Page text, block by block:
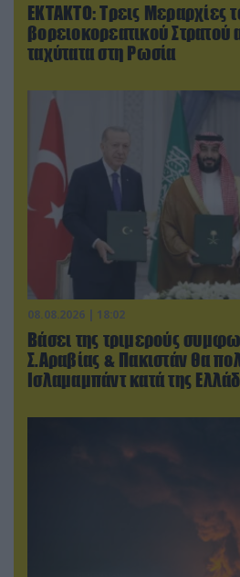
ΕΚΤΑΚΤΟ: Τρεις Μεραρχίες
βορειοκορεατικού Στρατού
ταχύτατα στη Ρωσία
08.08.2026 | 18:02
Βάσει της τριμερούς
Σ.Αραβίας & Πακιστάν θα
Ισλαμαμπάντ κατά της